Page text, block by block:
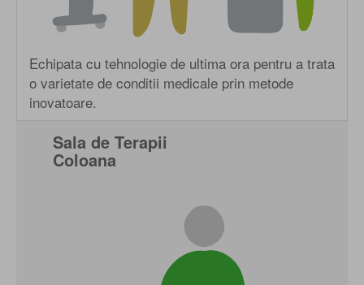
Echipata cu tehnologie de ultima ora pentru a trata
o varietate de conditii medicale prin metode
inovatoare.
Sala de Terapii
Coloana